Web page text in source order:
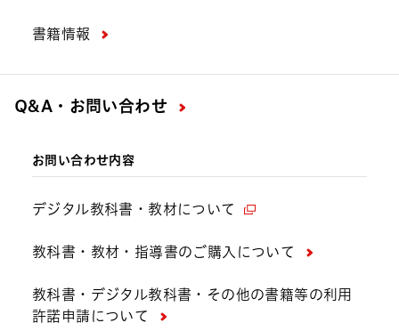
書籍情報
Q&A・お問い合わせ
お問い合わせ内容
デジタル教科書・教材について
教科書・教材・指導書のご購入について
教科書・デジタル教科書・その他の書籍等の利用
許諾申請について